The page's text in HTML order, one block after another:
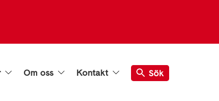
Om oss Kontakt Sök